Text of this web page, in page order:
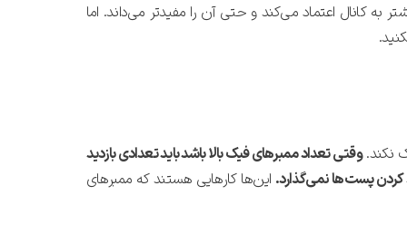
به کانال اعتماد می‌کند و حتی آن را مفیدتر می‌داند. اما
نکند.وقتی تعداد ممبرهای فیک بالا باشد باید تعدادی بازدید
کردن پست‌ها نمی‌گذارد. این‌ها کارهایی هستند که ممبرهای